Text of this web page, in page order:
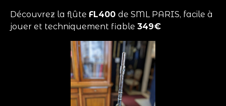
Découvrez la flûte FL400 de SML PARIS, facile à
jouer et techniquement fiable 349€